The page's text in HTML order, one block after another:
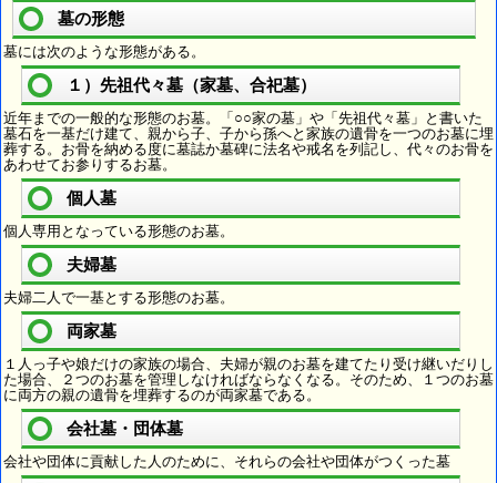
墓の形態
墓には次のような形態がある。
１）先祖代々墓（家墓、合祀墓）
近年までの一般的な形態のお墓。「○○家の墓」や「先祖代々墓」と書いた
墓石を一基だけ建て、親から子、子から孫へと家族の遺骨を一つのお墓に埋
葬する。お骨を納める度に墓誌か墓碑に法名や戒名を列記し、代々のお骨を
あわせてお参りするお墓。
個人墓
個人専用となっている形態のお墓。
夫婦墓
夫婦二人で一基とする形態のお墓。
両家墓
１人っ子や娘だけの家族の場合、夫婦が親のお墓を建てたり受け継いだりし
た場合、２つのお墓を管理しなければならなくなる。そのため、１つのお墓
に両方の親の遺骨を埋葬するのが両家墓である。
会社墓・団体墓
会社や団体に貢献した人のために、それらの会社や団体がつくった墓